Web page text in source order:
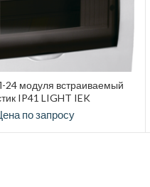
модуля встраиваемый
IP41 LIGHT IEK
по запросу